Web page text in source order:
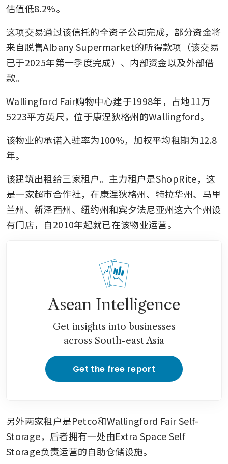
估值低8.2%。
这项交易通过该信托的全资子公司完成，部分资金将
来自脱售Albany Supermarket的所得款项（该交易
已于2025年第一季度完成）、内部资金以及外部借
款。
Wallingford Fair购物中心建于1998年，占地11万
5223平方英尺，位于康涅狄格州的Wallingford。
该物业的承诺入驻率为100%，加权平均租期为12.8
年。
该建筑出租给三家租户。主力租户是ShopRite，这
是一家超市合作社，在康涅狄格州、特拉华州、马里
兰州、新泽西州、纽约州和宾夕法尼亚州这六个州设
有门店，自2010年起就已在该物业运营。
Asean Intelligence
Get insights into businesses
across South-east Asia
Get the free report
另外两家租户是Petco和Wallingford Fair Self-
Storage，后者拥有一处由Extra Space Self
Storage负责运营的自助仓储设施。